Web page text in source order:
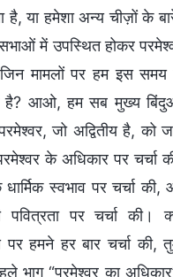
है, या हमेशा अन्य चीज़ों के
सभाओं में उपस्थित होकर
मामलों पर हम इस समय
आओ, हम सब मुख्य बिंदुओं
जो अद्वितीय है,
के अधिकार पर चर्चा
स्वभाव पर चर्चा
पर चर्चा की।
हमने हर बार चर्चा की,
भाग “परमेश्वर का